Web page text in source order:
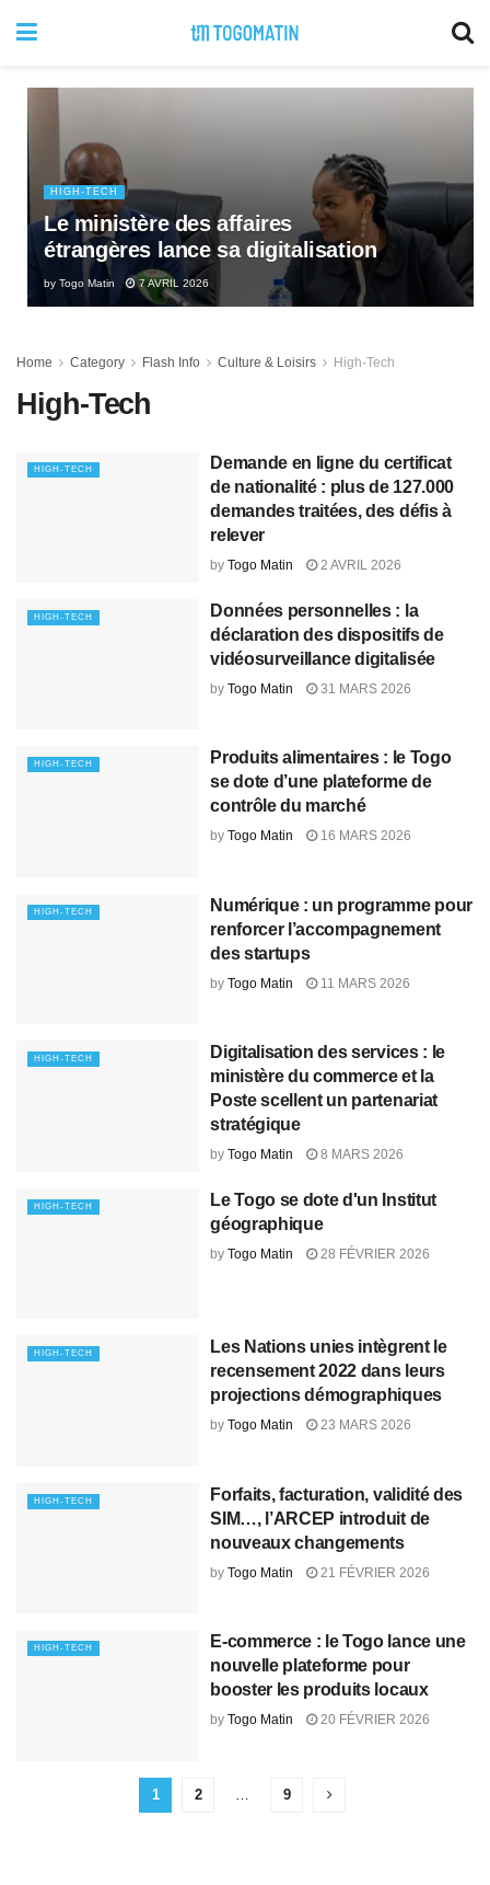
HIGH-TECH
Le ministère des affaires
étrangères lance sa digitalisation
by Togo Matin 7 AVRIL 2026
Home Category Flash Info Culture & Loisirs High-Tech
High-Tech
HIGH-TECH
Demande en ligne du certificat
de nationalité : plus de 127.000
demandes traitées, des défis à
relever
by Togo Matin 2 AVRIL 2026
HIGH-TECH
Données personnelles : la
déclaration des dispositifs de
vidéosurveillance digitalisée
by Togo Matin 31 MARS 2026
HIGH-TECH
Produits alimentaires : le Togo
se dote d’une plateforme de
contrôle du marché
by Togo Matin 16 MARS 2026
HIGH-TECH
Numérique : un programme pour
renforcer l’accompagnement
des startups
by Togo Matin 11 MARS 2026
HIGH-TECH
Digitalisation des services : le
ministère du commerce et la
Poste scellent un partenariat
stratégique
by Togo Matin 8 MARS 2026
HIGH-TECH
Le Togo se dote d'un Institut
géographique
by Togo Matin 28 FÉVRIER 2026
HIGH-TECH
Les Nations unies intègrent le
recensement 2022 dans leurs
projections démographiques
by Togo Matin 23 MARS 2026
HIGH-TECH
Forfaits, facturation, validité des
SIM…, l’ARCEP introduit de
nouveaux changements
by Togo Matin 21 FÉVRIER 2026
HIGH-TECH
E‑commerce : le Togo lance une
nouvelle plateforme pour
booster les produits locaux
by Togo Matin 20 FÉVRIER 2026
1 2 9